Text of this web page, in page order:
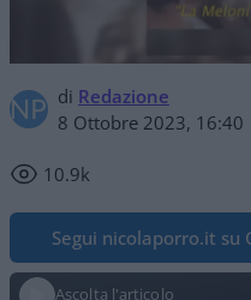
di Redazione
8 Ottobre 2023, 16:40
10.9k
Segui nicolaporro.it su
Ascolta l'articolo